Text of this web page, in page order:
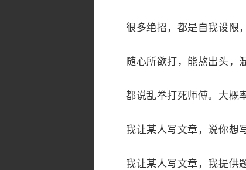
很多绝招，都是自我设限，
随心所欲打，能熬出头，混
都说乱拳打死师傅。大概率
我让某人写文章，说你想写
我让某人写文章，我提供题